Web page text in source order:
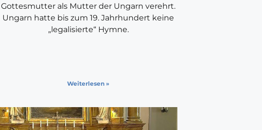
Gottesmutter als Mutter der Ungarn verehrt.
Ungarn hatte bis zum 19. Jahrhundert keine
„legalisierte“ Hymne.
Weiterlesen »